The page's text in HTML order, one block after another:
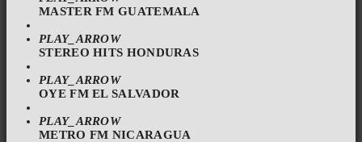
MASTER FM GUATEMALA
PLAY_ARROW
STEREO HITS HONDURAS
PLAY_ARROW
OYE FM EL SALVADOR
PLAY_ARROW
METRO FM NICARAGUA